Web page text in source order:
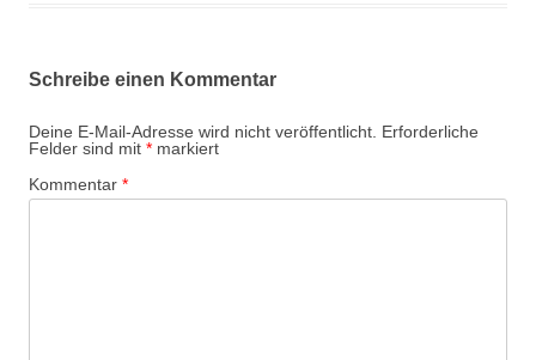
Schreibe einen Kommentar
Deine E-Mail-Adresse wird nicht veröffentlicht. Erforderliche
Felder sind mit * markiert
Kommentar *